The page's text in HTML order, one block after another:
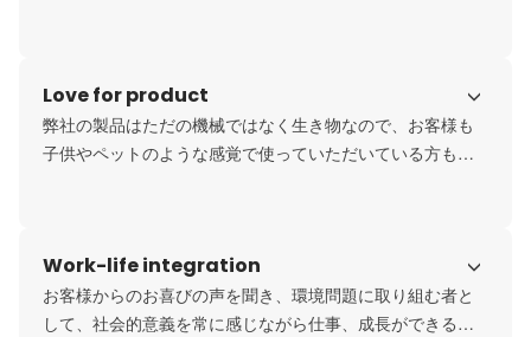
Love for product
弊社の製品はただの機械ではなく生き物なので、お客様も
子供やペットのような感覚で使っていただいている方もい
様に接するような文化にしています。
Work-life integration
お客様からのお喜びの声を聞き、環境問題に取り組む者と
して、社会的意義を常に感じながら仕事、成長ができる会